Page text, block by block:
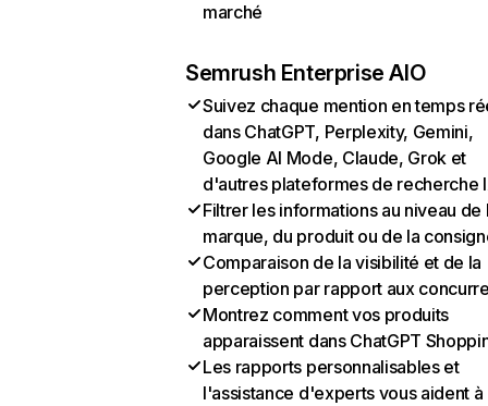
marché
Semrush Enterprise AIO
Suivez chaque mention en temps
dans ChatGPT, Perplexity, Gemini,
Google AI Mode, Claude, Grok et
d'autres plateformes de recherche
Filtrer les informations au niveau de
marque, du produit ou de la
Comparaison de la visibilité et de la
perception par rapport aux
Montrez comment vos produits
apparaissent dans ChatGPT
Les rapports personnalisables et
l'assistance d'experts vous aident à